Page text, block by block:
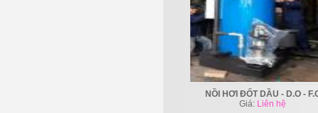
NỒI HƠI ĐỐT DẦU - D.O -
Giá: Liên hệ